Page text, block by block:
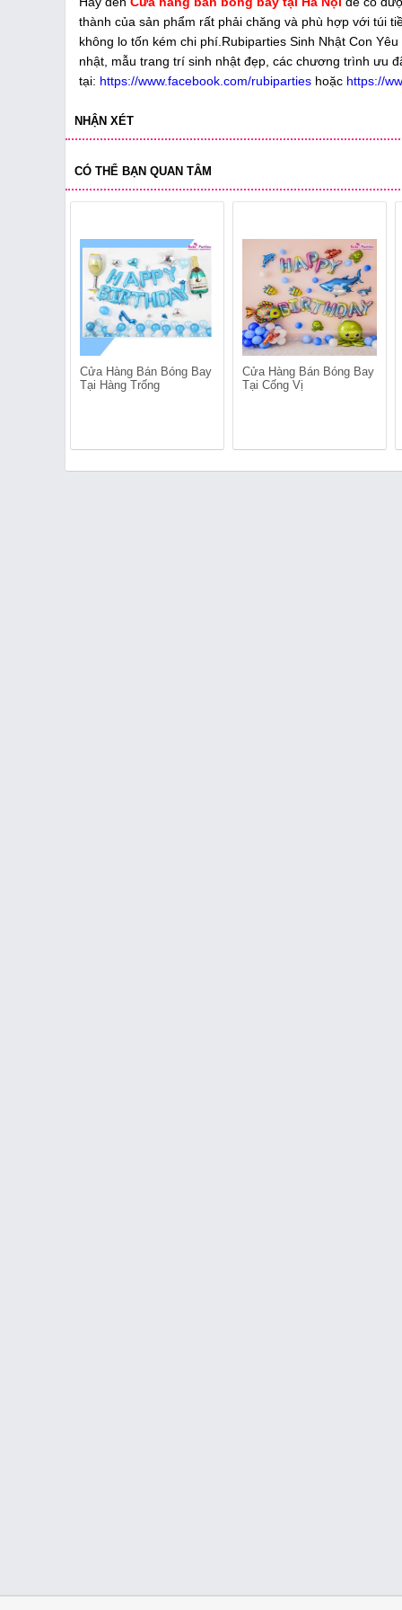
thành của sản phẩm rất phải chăng và phù hợp với túi
không lo tốn kém chi phí.Rubiparties Sinh Nhật Con
nhật, mẫu trang trí sinh nhật đẹp, các chương trình ưu
tại: https://www.facebook.com/rubiparties hoặc https://
NHẬN XÉT
CÓ THỂ BẠN QUAN TÂM
Cửa Hàng Bán Bóng Bay
Tại Hàng Trống
Cửa Hàng Bán Bóng Bay
Tại Cống Vị